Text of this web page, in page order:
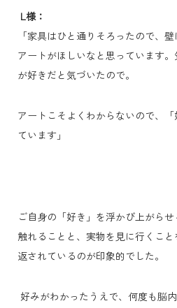
L様：
「家具はひと通りそろったので、
アートがほしいなと思っています
が好きだと気づいたので。
アートこそよくわからないので、
ています」
ご自身の「好き」を浮かび上がら
触れることと、実物を見に行くこ
返されているのが印象的でした。
好みがわかったうえで、何度も脳